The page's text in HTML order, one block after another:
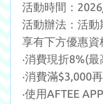
活動時間：
活動辦法：活
享有下方優惠資
‧消費現折8%(
‧消費滿$3,000
‧使用AFTEE